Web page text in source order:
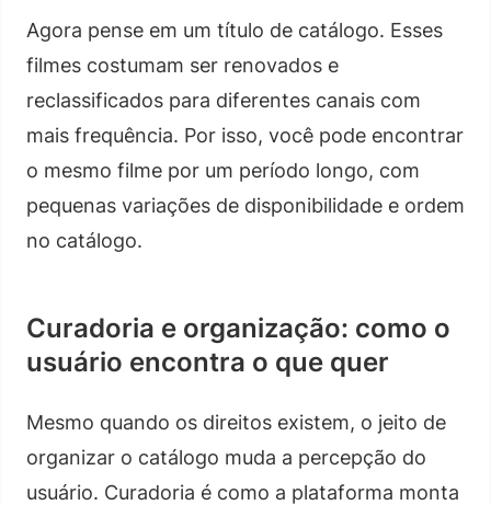
Agora pense em um título de catálogo. Esses
filmes costumam ser renovados e
reclassificados para diferentes canais com
mais frequência. Por isso, você pode encontrar
o mesmo filme por um período longo, com
pequenas variações de disponibilidade e ordem
no catálogo.
Curadoria e organização: como o
usuário encontra o que quer
Mesmo quando os direitos existem, o jeito de
organizar o catálogo muda a percepção do
usuário. Curadoria é como a plataforma monta